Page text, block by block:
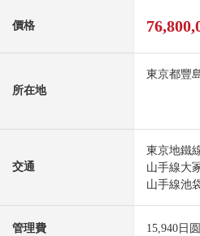
價格
所在地
東京都豐
交通
東京地鐵
山手線大
山手線池
管理費 15,940日